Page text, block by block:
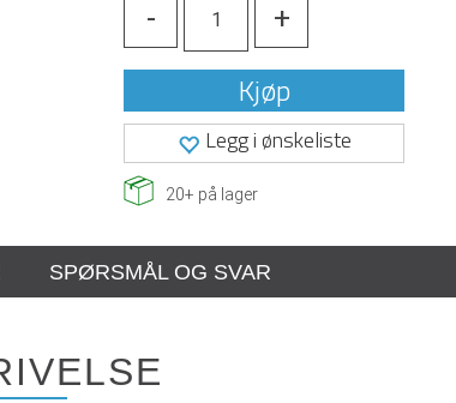
- +
Kjøp
Legg i ønskeliste
20+ på lager
SPØRSMÅL OG SVAR